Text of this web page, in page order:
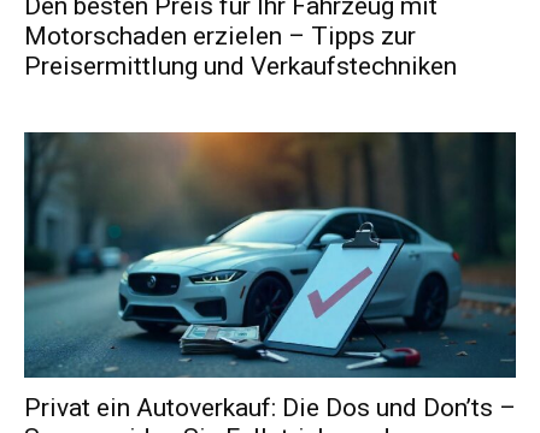
Den besten Preis für Ihr Fahrzeug mit
Motorschaden erzielen – Tipps zur
Preisermittlung und Verkaufstechniken
Privat ein Autoverkauf: Die Dos und Don’ts –